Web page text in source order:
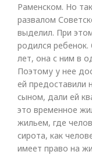
Раменском. Но
развалом
выделил. При
родился
лет, она с ним в
Поэтому у нее
ей предоставили
сыном, дали ей
это временное
жильем, где
сирота, как
имеет право на